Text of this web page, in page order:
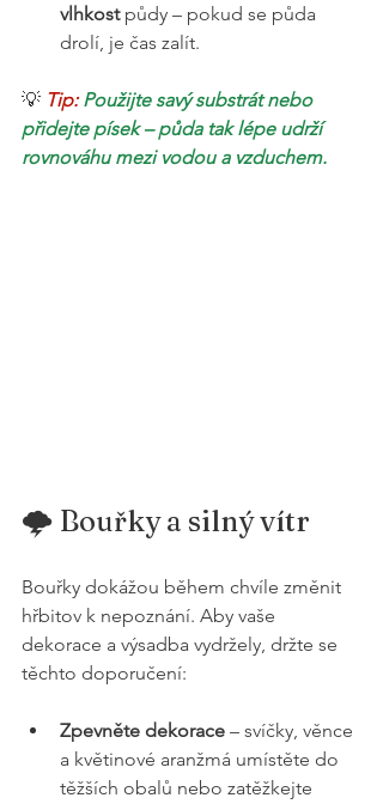
vlhkost půdy – pokud se půda
drolí, je čas zalít.
💡 Tip: Použijte savý substrát nebo
přidejte písek – půda tak lépe udrží
rovnováhu mezi vodou a vzduchem.
🌩️ Bouřky a silný vítr
Bouřky dokážou během chvíle změnit
hřbitov k nepoznání. Aby vaše
dekorace a výsadba vydržely, držte se
těchto doporučení:
Zpevněte dekorace – svíčky, věnce
a květinové aranžmá umístěte do
těžších obalů nebo zatěžkejte